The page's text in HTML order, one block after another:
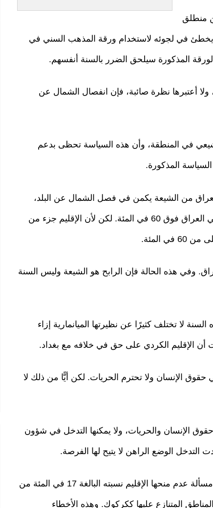
منطلق
يخطئ في لجوئه لاستخدام ورقة المذهب السني في
المذكورة سيلحق الضرر بالسنة أنفسهم.
ولا أعتبرها نظرة صائبة، فإن انفصال الشمال عن
في المنطقة، وأن هذه السياسة تحظى بدعم
المذكورة.
من الشيعة يكمن في فصل الشمال عن البلد،
ففي حال عدم احتساب الشمال ترتفع نسبة الشيعة في العراق فوق 60 في المئة. لكن لأن الإقليم جزء من
المئة.
وفي هذه الحالة فإن الرابح هو الشيعة وليس السنة
لا تختلف كثيرًا عن نظيرتها الميانمارية إزاء
أن الإقليم الكردي على حق في خلافه مع بغداد.
حقوق الإنسان ولا تحترم الحريات. لكن أيًّا من ذلك لا
الإنسان والحريات، ولا يمكنها التدخل في شؤون
التدخل الوضع الراهن لا يتيح لها الفرصة.
تبقى بعض الأخطاء والانتهاكات الدستورية لبغداد منها مسألة عدم منحها الإقليم نسبته البالغة 17 في المئة من
المتنازع عليها ككركوك. وهذه الأخطاء